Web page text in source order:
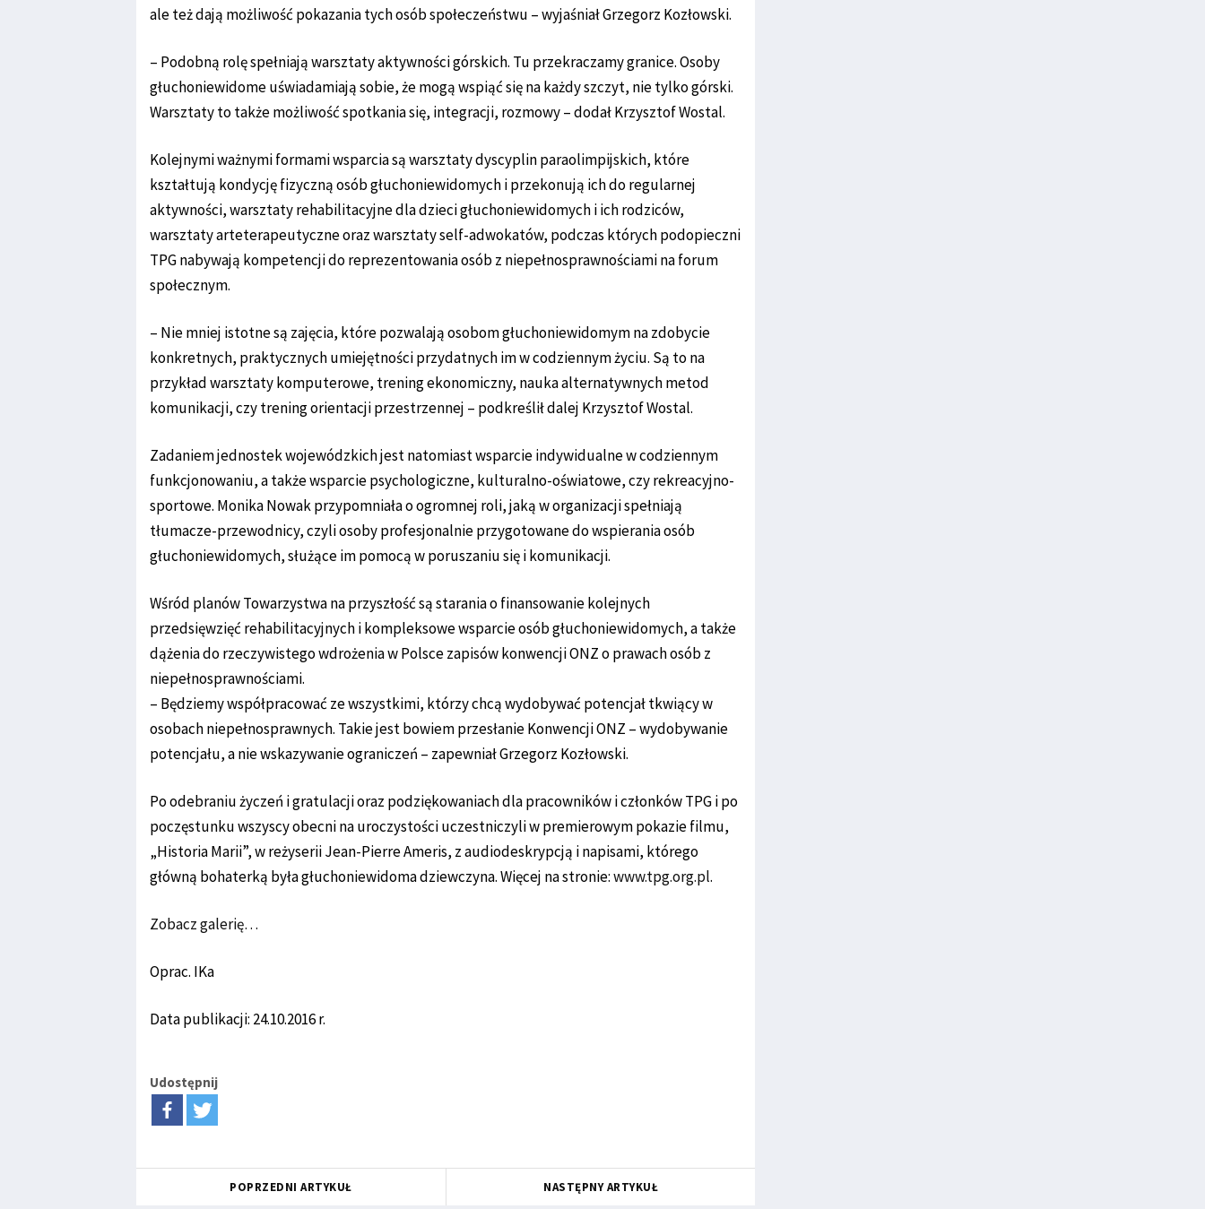
ale też dają możliwość pokazania tych osób społeczeństwu – wyjaśniał Grzegorz Kozłowski.
– Podobną rolę spełniają warsztaty aktywności górskich. Tu przekraczamy granice. Osoby
głuchoniewidome uświadamiają sobie, że mogą wspiąć się na każdy szczyt, nie tylko górski.
Warsztaty to także możliwość spotkania się, integracji, rozmowy – dodał Krzysztof Wostal.
Kolejnymi ważnymi formami wsparcia są warsztaty dyscyplin paraolimpijskich, które
kształtują kondycję fizyczną osób głuchoniewidomych i przekonują ich do regularnej
aktywności, warsztaty rehabilitacyjne dla dzieci głuchoniewidomych i ich rodziców,
warsztaty arteterapeutyczne oraz warsztaty self-adwokatów, podczas których podopieczni
TPG nabywają kompetencji do reprezentowania osób z niepełnosprawnościami na forum
społecznym.
– Nie mniej istotne są zajęcia, które pozwalają osobom głuchoniewidomym na zdobycie
konkretnych, praktycznych umiejętności przydatnych im w codziennym życiu. Są to na
przykład warsztaty komputerowe, trening ekonomiczny, nauka alternatywnych metod
komunikacji, czy trening orientacji przestrzennej – podkreślił dalej Krzysztof Wostal.
Zadaniem jednostek wojewódzkich jest natomiast wsparcie indywidualne w codziennym
funkcjonowaniu, a także wsparcie psychologiczne, kulturalno-oświatowe, czy rekreacyjno-
sportowe. Monika Nowak przypomniała o ogromnej roli, jaką w organizacji spełniają
tłumacze-przewodnicy, czyli osoby profesjonalnie przygotowane do wspierania osób
głuchoniewidomych, służące im pomocą w poruszaniu się i komunikacji.
Wśród planów Towarzystwa na przyszłość są starania o finansowanie kolejnych
przedsięwzięć rehabilitacyjnych i kompleksowe wsparcie osób głuchoniewidomych, a także
dążenia do rzeczywistego wdrożenia w Polsce zapisów konwencji ONZ o prawach osób z
niepełnosprawnościami.
– Będziemy współpracować ze wszystkimi, którzy chcą wydobywać potencjał tkwiący w
osobach niepełnosprawnych. Takie jest bowiem przesłanie Konwencji ONZ – wydobywanie
potencjału, a nie wskazywanie ograniczeń – zapewniał Grzegorz Kozłowski.
Po odebraniu życzeń i gratulacji oraz podziękowaniach dla pracowników i członków TPG i po
poczęstunku wszyscy obecni na uroczystości uczestniczyli w premierowym pokazie filmu,
„Historia Marii”, w reżyserii Jean-Pierre Ameris, z audiodeskrypcją i napisami, którego
główną bohaterką była głuchoniewidoma dziewczyna. Więcej na stronie:www.tpg.org.pl.
Zobacz galerię…
Oprac. IKa
Data publikacji: 24.10.2016 r.
Udostępnij
POPRZEDNI ARTYKUŁ NASTĘPNY ARTYKUŁ